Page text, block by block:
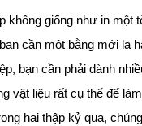
không giống như in một
cần một bằng mới lạ
bạn cần phải dành
vật liệu rất cụ thể để
hai thập kỷ qua,